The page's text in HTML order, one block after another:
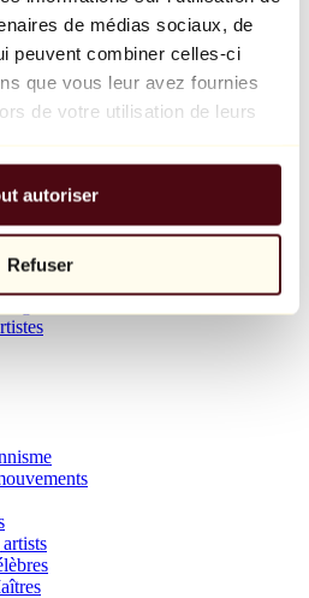
de médias sociaux, de
peuvent combiner celles-ci
que vous leur avez fournies
de votre utilisation de leurs
autoriser
Refuser